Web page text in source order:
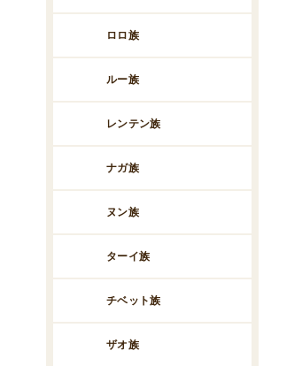
ロロ族
ルー族
レンテン族
ナガ族
ヌン族
ターイ族
チベット族
ザオ族